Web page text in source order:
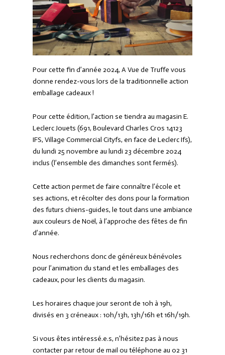
Pour cette fin d’année 2024, A Vue de Truffe vous
donne rendez-vous lors de la traditionnelle action
emballage cadeaux !
Pour cette édition, l’action se tiendra au magasin E.
Leclerc Jouets (691, Boulevard Charles Cros 14123
IFS, Village Commercial Cityfs, en face de Leclerc Ifs),
du lundi 25 novembre au lundi 23 décembre 2024
inclus (l’ensemble des dimanches sont fermés).
Cette action permet de faire connaître l’école et
ses actions, et récolter des dons pour la formation
des futurs chiens-guides, le tout dans une ambiance
aux couleurs de Noël, à l’approche des fêtes de fin
d’année.
Nous recherchons donc de généreux bénévoles
pour l’animation du stand et les emballages des
cadeaux, pour les clients du magasin.
Les horaires chaque jour seront de 10h à 19h,
divisés en 3 créneaux : 10h/13h, 13h/16h et 16h/19h.
Si vous êtes intéressé.e.s, n’hésitez pas à nous
contacter par retour de mail ou téléphone au 02 31